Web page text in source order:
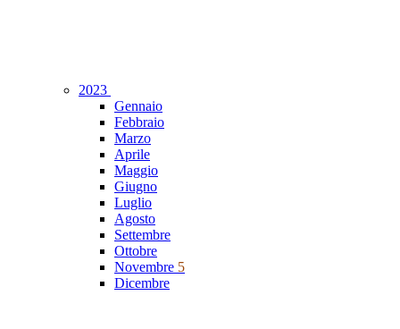
2023
Gennaio
Febbraio
Marzo
Aprile
Maggio
Giugno
Luglio
Agosto
Settembre
Ottobre
Novembre 5
Dicembre